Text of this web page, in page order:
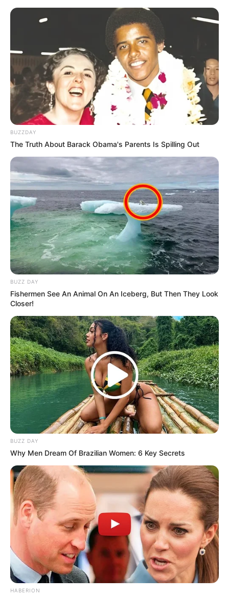
10 Pose Manekin Anti
Mainstream yang Konyol
Banget
8 Kata Lucu Seputar Malam
Minggu ala Jomblo yang Bikin
Ngenes
10 Desain Kanopi Tempat
Tidur, Serasa Beristirahat di
Kamar Raja
Tampil Lebih Modern, 7 Potret
Hasil Renovasi Rumah Berusia
90 Tahun
BUZZDAY
The Truth About Barack Obama's Parents Is Spilling Out
BUZZ DAY
Fishermen See An Animal On An Iceberg, But Then They Look
Closer!
BUZZ DAY
Why Men Dream Of Brazilian Women: 6 Key Secrets
HABERION